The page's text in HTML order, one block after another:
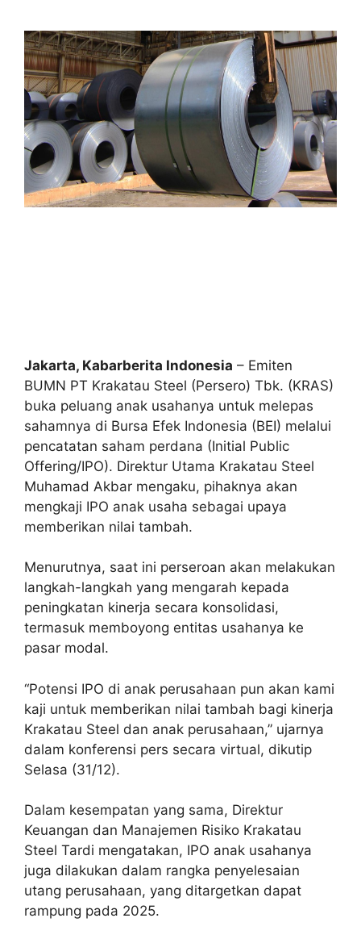
Jakarta, Kabarberita Indonesia – Emiten
BUMN PT Krakatau Steel (Persero) Tbk. (KRAS)
buka peluang anak usahanya untuk melepas
sahamnya di Bursa Efek Indonesia (BEI) melalui
pencatatan saham perdana (Initial Public
Offering/IPO). Direktur Utama Krakatau Steel
Muhamad Akbar mengaku, pihaknya akan
mengkaji IPO anak usaha sebagai upaya
memberikan nilai tambah.
Menurutnya, saat ini perseroan akan melakukan
langkah-langkah yang mengarah kepada
peningkatan kinerja secara konsolidasi,
termasuk memboyong entitas usahanya ke
pasar modal.
“Potensi IPO di anak perusahaan pun akan kami
kaji untuk memberikan nilai tambah bagi kinerja
Krakatau Steel dan anak perusahaan,” ujarnya
dalam konferensi pers secara virtual, dikutip
Selasa (31/12).
Dalam kesempatan yang sama, Direktur
Keuangan dan Manajemen Risiko Krakatau
Steel Tardi mengatakan, IPO anak usahanya
juga dilakukan dalam rangka penyelesaian
utang perusahaan, yang ditargetkan dapat
rampung pada 2025.